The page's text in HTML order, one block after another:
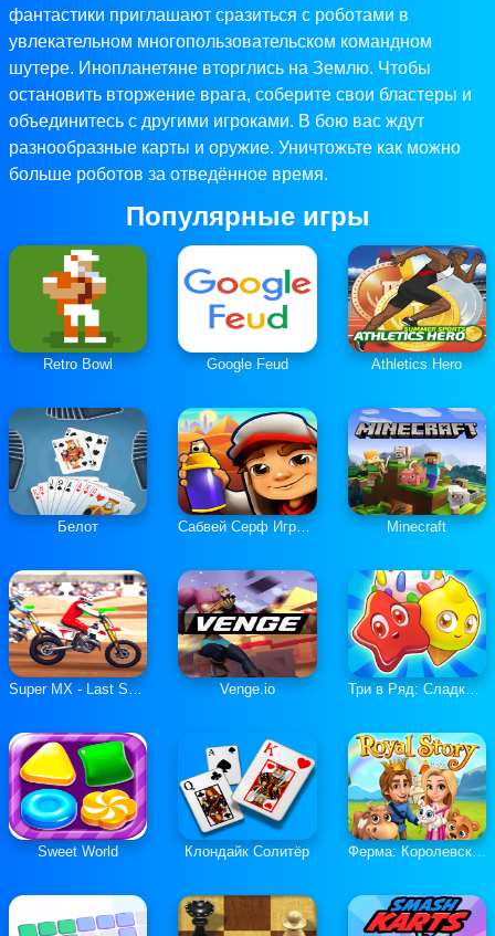
фантастики приглашают сразиться с роботами в
увлекательном многопользовательском командном
шутере. Инопланетяне вторглись на Землю. Чтобы
остановить вторжение врага, соберите свои бластеры и
объединитесь с другими игроками. В бою вас ждут
разнообразные карты и оружие. Уничтожьте как можно
больше роботов за отведённое время.
Популярные игры
Retro Bowl Google Feud Athletics Hero
Белот Сабвей Серф Играть Онлайн Minecraft
Super MX - Last Season Venge.io Три в Ряд: Сладкие Загадки
Sweet World Клондайк Солитёр Ферма: Королевская История